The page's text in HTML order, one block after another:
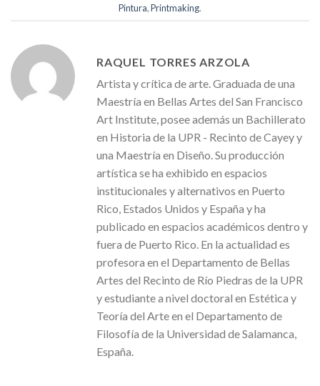
Pintura,Printmaking.
RAQUEL TORRES ARZOLA
Artista y crítica de arte. Graduada de una
Maestría en Bellas Artes del San Francisco
Art Institute, posee además un Bachillerato
en Historia de la UPR - Recinto de Cayey y
una Maestría en Diseño. Su producción
artística se ha exhibido en espacios
institucionales y alternativos en Puerto
Rico, Estados Unidos y España y ha
publicado en espacios académicos dentro y
fuera de Puerto Rico. En la actualidad es
profesora en el Departamento de Bellas
Artes del Recinto de Río Piedras de la UPR
y estudiante a nivel doctoral en Estética y
Teoría del Arte en el Departamento de
Filosofía de la Universidad de Salamanca,
España.